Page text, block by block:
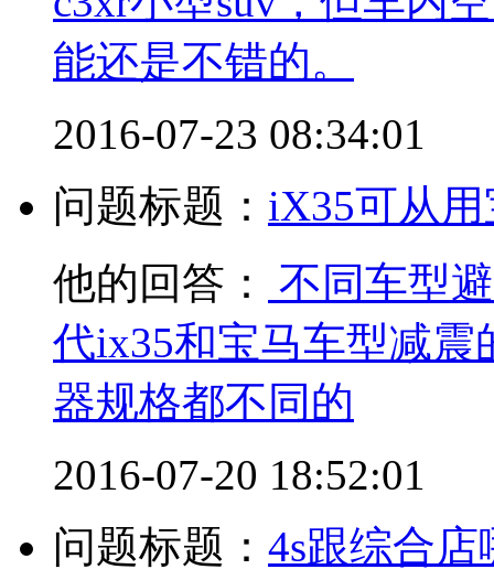
能还是不错的。
2016-07-23 08:34:01
问题标题： iX35可从
他的回答：
不同车型
代ix35和宝马车型减
器规格都不同的
2016-07-20 18:52:01
问题标题： 4s跟综合店